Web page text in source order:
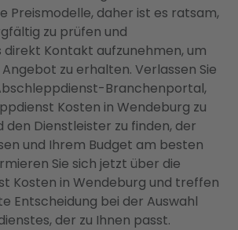
Preismodelle, daher ist es ratsam,
zu prüfen und
Kontakt aufzunehmen, um
zu erhalten. Verlassen Sie
Branchenportal,
Kosten in Wendeburg zu
den Dienstleister zu finden, der
und Ihrem Budget am besten
Sie sich jetzt über die
Kosten in Wendeburg und treffen
Entscheidung bei der Auswahl
der zu Ihnen passt.